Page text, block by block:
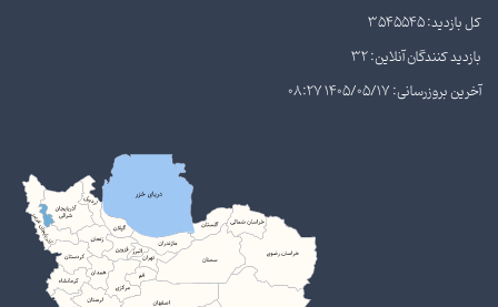
کل بازدید: 3545545
بازدید کنندگان آنلاین: 32
آخرین بروزرسانی: 1405/05/17 08:27